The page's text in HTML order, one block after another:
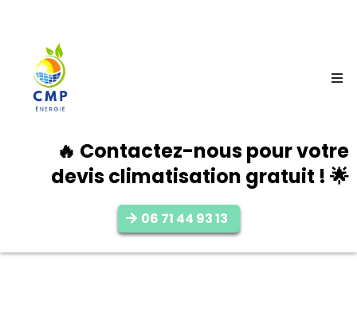
🔥 Contactez-nous pour votre
devis climatisation gratuit ! 🌟
06 71 44 93 13